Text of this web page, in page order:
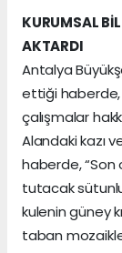
KURUMSAL
AKTARDI
Antalya
ettiği haberde,
çalışmalar
Alandaki kazı
haberde, “Son
tutacak sütunlu
kulenin güney
taban